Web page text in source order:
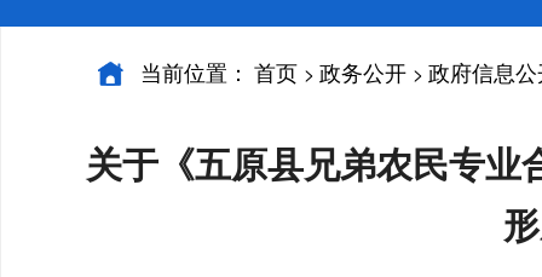
当前位置： 首页 > 政务公开 > 政府信息
关于《五原县兄弟农民专业